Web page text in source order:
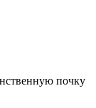
почку